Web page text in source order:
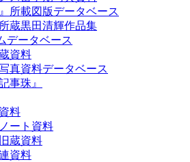
所載図版データベース
蔵黒田清輝作品集
データベース
資料
真資料データベース
事珠』
料
ート資料
蔵資料
資料